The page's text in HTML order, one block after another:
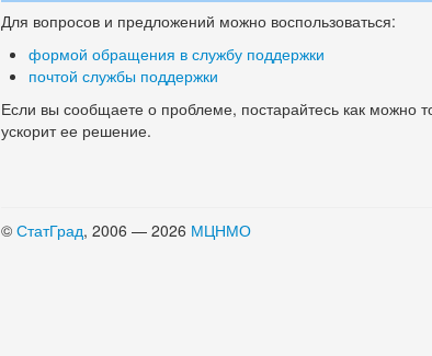
Для вопросов и предложений можно воспользоваться:
формой обращения в службу поддержки
почтой службы поддержки
Если вы сообщаете о проблеме, постарайтесь как можно
ускорит ее решение.
© СтатГрад, 2006 — 2026 МЦНМО